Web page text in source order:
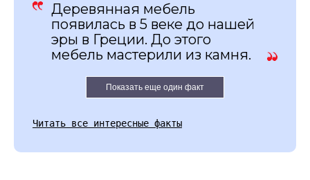
Деревянная мебель
появилась в 5 веке до нашей
эры в Греции. До этого
мебель мастерили из камня.
Показать еще один факт
Читать все интересные факты